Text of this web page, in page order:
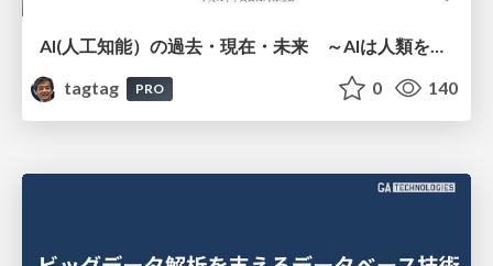
AI(人工知能）の過去・現在・未来 ～AIは人類を越えるのか～
tagtag
PRO 0 140